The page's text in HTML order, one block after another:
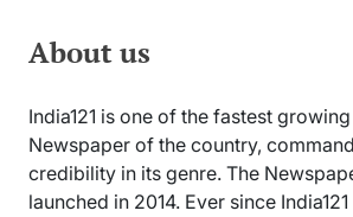
About us
India121 is one of the fastest
Newspaper of the country,
credibility in its genre. The
launched in 2014. Ever since